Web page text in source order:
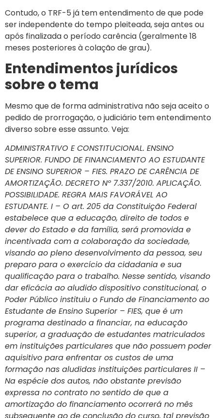
Contudo, o TRF-5 já tem entendimento de que pode
ser independente do tempo pleiteada, seja antes ou
após finalizada o período carência (geralmente 18
meses posteriores à colação de grau).
Entendimentos jurídicos
sobre o tema
Mesmo que de forma administrativa não seja aceito o
pedido de prorrogação, o judiciário tem entendimento
diverso sobre esse assunto. Veja:
ADMINISTRATIVO E CONSTITUCIONAL. ENSINO
SUPERIOR. FUNDO DE FINANCIAMENTO AO ESTUDANTE
DE ENSINO SUPERIOR – FIES. PRAZO DE CARÊNCIA DE
AMORTIZAÇÃO. DECRETO Nº 7.337/2010. APLICAÇÃO.
POSSIBILIDADE. REGRA MAIS FAVORÁVEL AO
ESTUDANTE. I – O art. 205 da Constituição Federal
estabelece que a educação, direito de todos e
dever do Estado e da família, será promovida e
incentivada com a colaboração da sociedade,
visando ao pleno desenvolvimento da pessoa, seu
preparo para o exercício da cidadania e sua
qualificação para o trabalho. Nesse sentido, visando
dar eficácia ao aludido dispositivo constitucional, o
Poder Público instituiu o Fundo de Financiamento ao
Estudante de Ensino Superior – FIES, que é um
programa destinado a financiar, na educação
superior, a graduação de estudantes matriculados
em instituições particulares que não possuem poder
aquisitivo para enfrentar os custos de uma
formação nas aludidas instituições particulares II –
Na espécie dos autos, não obstante previsão
expressa no contrato no sentido de que a
amortização do financiamento ocorrerá no mês
subsequente ao de conclusão do curso, tal previsão